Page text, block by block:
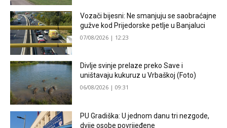
Vozači bijesni: Ne smanjuju se saobraćajne
gužve kod Prijedorske petlje u Banjaluci
07/08/2026 | 12:23
Divlje svinje prelaze preko Save i
uništavaju kukuruz u Vrbaškoj (Foto)
06/08/2026 | 09:31
PU Gradiška: U jednom danu tri nezgode,
dvije osobe povrijeđene